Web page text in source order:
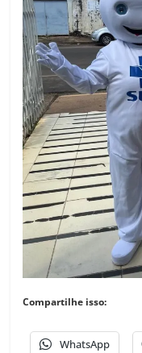
Compartilhe isso:
WhatsApp